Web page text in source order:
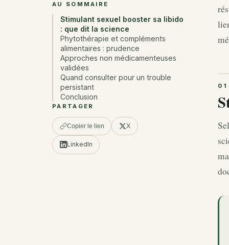
AU SOMMAIRE
Stimulant sexuel booster sa libido
: que dit la science
Phytothérapie et compléments
alimentaires : prudence
Approches non médicamenteuses
validées
Quand consulter pour un trouble
persistant
Conclusion
PARTAGER
Copier le lien X
LinkedIn